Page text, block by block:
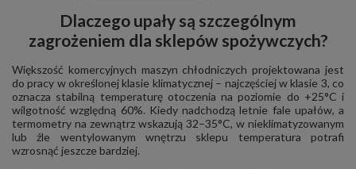
Dlaczego upały są szczególnym
zagrożeniem dla sklepów spożywczych?
Większość komercyjnych maszyn chłodniczych projektowana jest
do pracy w określonej klasie klimatycznej – najczęściej w klasie 3, co
oznacza stabilną temperaturę otoczenia na poziomie do +25°C i
wilgotność względną 60%. Kiedy nadchodzą letnie fale upałów, a
termometry na zewnątrz wskazują 32–35°C, w nieklimatyzowanym
lub źle wentylowanym wnętrzu sklepu temperatura potrafi
wzrosnąć jeszcze bardziej.